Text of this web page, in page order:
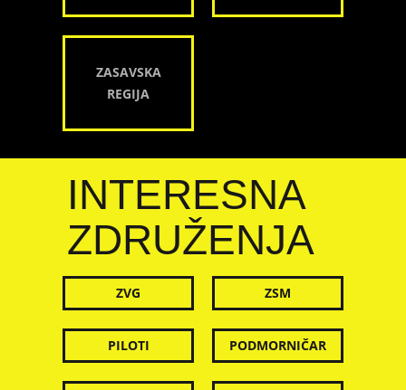
ZASAVSKA
REGIJA
INTERESNA
ZDRUŽENJA
ZVG ZSM
PILOTI PODMORNIČAR